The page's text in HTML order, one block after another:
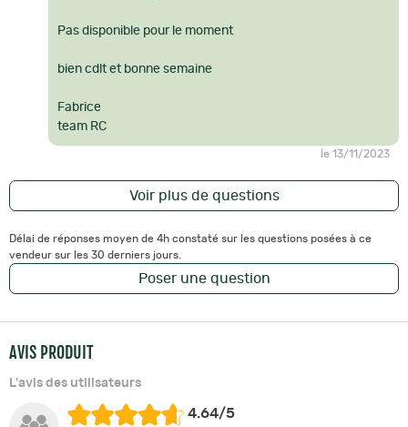
Pas disponible pour le moment
bien cdlt et bonne semaine
Fabrice
team RC
le 13/11/2023
Voir plus de questions
Délai de réponses moyen de 4h constaté sur les questions posées à ce
vendeur sur les 30 derniers jours.
Poser une question
AVIS PRODUIT
L'avis des utilisateurs
4.64/5